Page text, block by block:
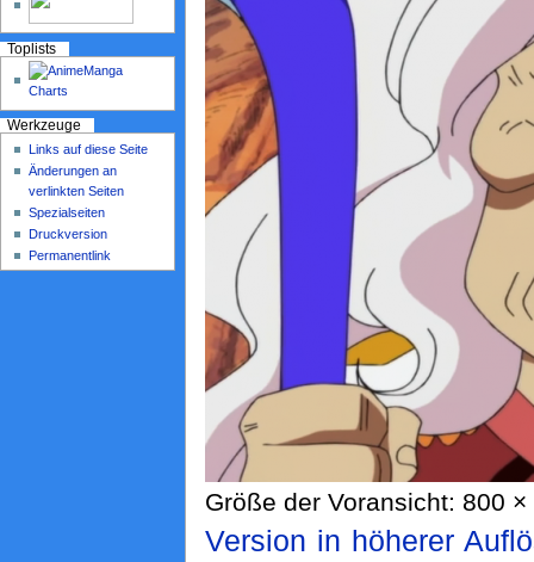
Größe der Voransicht: 800
Version in höherer
Toplists
Werkzeuge
Links auf diese Seite
Änderungen an
verlinkten Seiten
Spezialseiten
Druckversion
Permanentlink